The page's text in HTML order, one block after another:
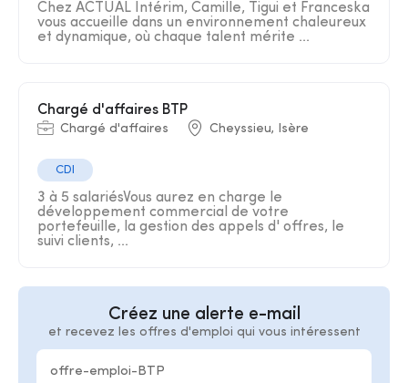
Chez ACTUAL Intérim, Camille, Tigui et Franceska
vous accueille dans un environnement chaleureux
et dynamique, où chaque talent mérite ...
Chargé d'affaires BTP
Chargé d'affaires Cheyssieu, Isère
CDI
3 à 5 salariésVous aurez en charge le
développement commercial de votre
portefeuille, la gestion des appels d' offres, le
suivi clients, ...
Créez une alerte e-mail
et recevez les offres d'emploi qui vous intéressent